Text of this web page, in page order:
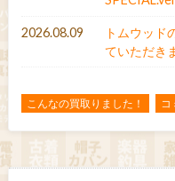
2026.08.09
トムウッド
ていただき
こんなの買取りました！